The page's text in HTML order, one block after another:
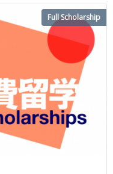
Full Scholarship